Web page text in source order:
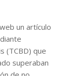
un artículo
(TCBD) que
superaban